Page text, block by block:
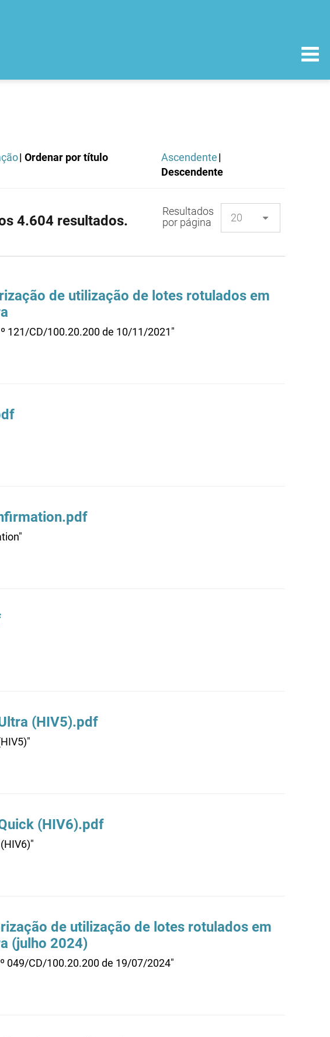
| Ordenar por título Ascendente|
Descendente
4.604 resultados.
Resultados
por página
de utilização de lotes rotulados em
121/CD/100.20.200 de 10/11/2021"
(HIV5).pdf
(HIV6).pdf
de utilização de lotes rotulados em
(julho 2024)
049/CD/100.20.200 de 19/07/2024"